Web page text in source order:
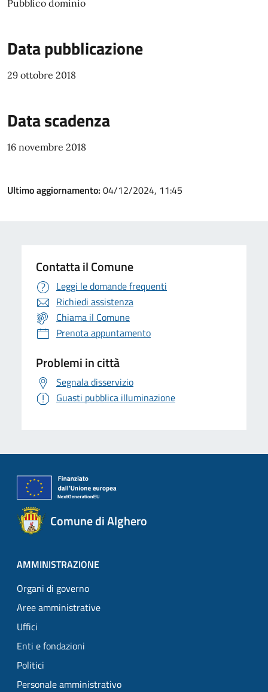
Pubblico dominio
Data pubblicazione
29 ottobre 2018
Data scadenza
16 novembre 2018
Ultimo aggiornamento: 04/12/2024, 11:45
Contatta il Comune
Leggi le domande frequenti
Richiedi assistenza
Chiama il Comune
Prenota appuntamento
Problemi in città
Segnala disservizio
Guasti pubblica illuminazione
Comune di Alghero
AMMINISTRAZIONE
Organi di governo
Aree amministrative
Uffici
Enti e fondazioni
Politici
Personale amministrativo